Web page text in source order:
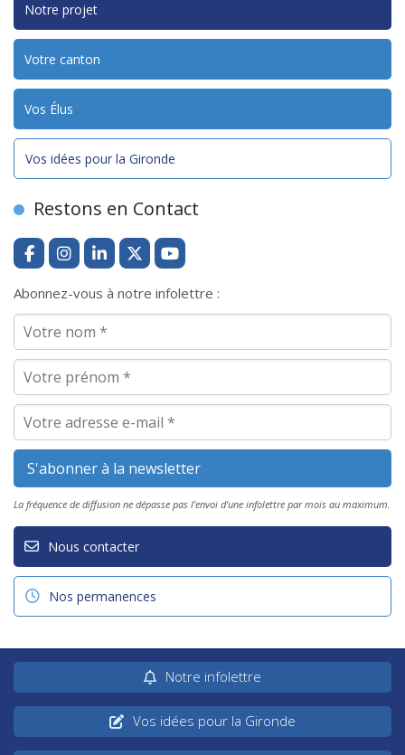
Notre projet
Votre canton
Vos Élus
Vos idées pour la Gironde
Restons en Contact
Abonnez-vous à notre infolettre :
La fréquence de diffusion ne dépasse pas l'envoi d'une infolettre par mois au maximum.
Nous contacter
Nos permanences
Notre infolettre
Vos idées pour la Gironde